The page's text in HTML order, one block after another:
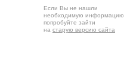
Если Вы не нашли
необходимую информацию,
попробуйте зайти
на старую версию сайта